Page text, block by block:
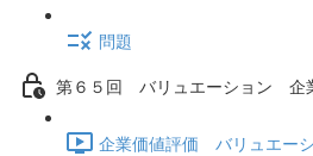
問題
第６５回 バリュエーション 企
企業価値評価 バリュエー